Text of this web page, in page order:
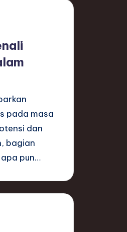
pada masa
dan
bagian
pun…